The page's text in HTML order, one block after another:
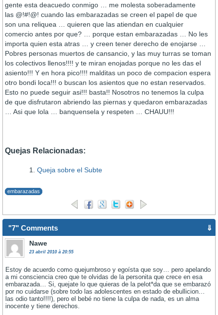
gente esta deacuedo conmigo … me molesta soberadamente
las @!#!@! cuando las embarazadas se creen el papel de que
son una reliquea … quieren que las atiendan en cualquier
comercio antes por que? … porque estan embarazadas … No les
importa quien esta atras … y creen tener derecho de enojarse …
Pobres personas muertos de cansancio, y las muy turras se toman
los colectivos llenos!!!! y te miran enojadas porque no les das el
asiento!!! Y en hora pico!!!! malditas un poco de compacion espera
otro bondi loca!!! o buscan los asientos que no estan reservados.
Esto no puede seguir asi!!! basta!! Nosotros no tenemos la culpa
de que disfrutaron abriendo las piernas y quedaron embarazadas
… Asi que lola … banquensela y respeten … CHAUU!!!
Quejas Relacionadas:
Queja sobre el Subte
embarazadas
"7" Comments ⇓
Nawe
23 abril 2010 à 20:55
Estoy de acuerdo como quejumbroso y egoí­sta que soy… pero apelando
a mi consciencia creo que te olvidas de la personita que crece en esa
embarazada… Si, quejate lo que quieras de la pelot*da que se embarazó
por no cuidarse (sobre todo las adolescentes en estado de ebullicion…
las odio tanto!!!!), pero el bebé no tiene la culpa de nada, es un alma
inocente y tiene derechos.